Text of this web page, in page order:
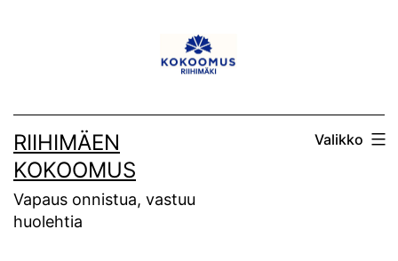
RIIHIMÄEN
KOKOOMUS
Vapaus onnistua, vastuu
huolehtia
Valikko